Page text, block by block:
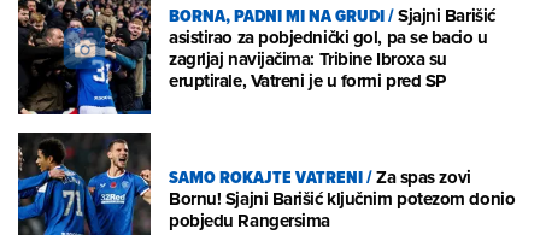
BORNA, PADNI MI NA GRUDI/Sjajni Barišić
asistirao za pobjednički gol, pa se bacio u
zagrljaj navijačima: Tribine Ibroxa su
eruptirale, Vatreni je u formi pred SP
SAMO ROKAJTE VATRENI/Za spas zovi
Bornu! Sjajni Barišić ključnim potezom donio
pobjedu Rangersima